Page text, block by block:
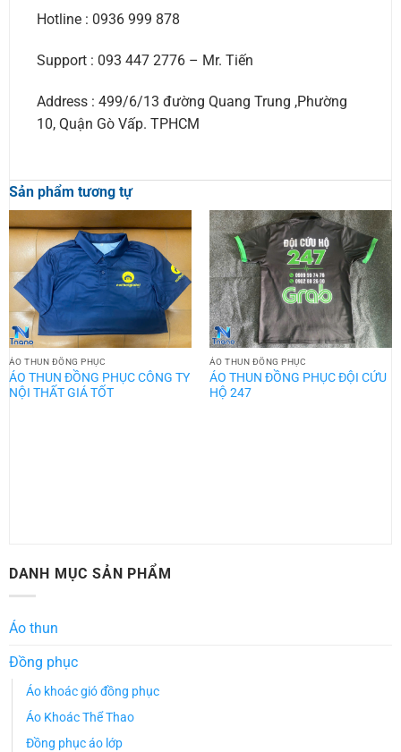
Hotline : 0936 999 878
Support : 093 447 2776 – Mr. Tiến
Address : 499/6/13 đường Quang Trung ,Phường
10, Quận Gò Vấp. TPHCM
Sản phẩm tương tự
ÁO THUN ĐỒNG PHỤC
ÁO THUN ĐỒNG PHỤC CÔNG TY
NỘI THẤT GIÁ TỐT
ÁO THUN ĐỒNG PHỤC
ÁO THUN ĐỒNG PHỤC ĐỘI CỨU
HỘ 247
DANH MỤC SẢN PHẨM
Áo thun
Đồng phục
Áo khoác gió đồng phục
Áo Khoác Thể Thao
Đồng phục áo lớp